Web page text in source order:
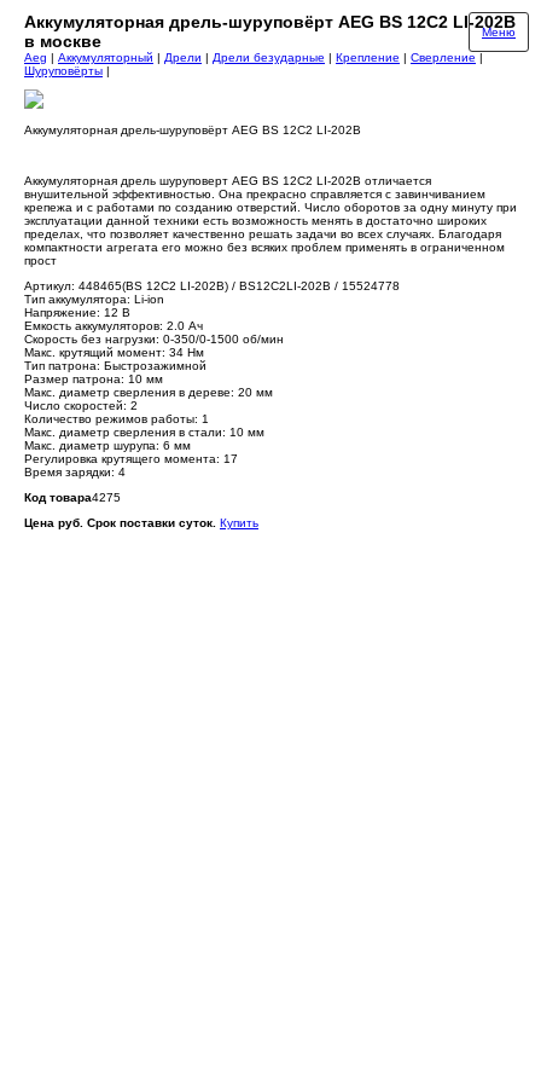
Аккумуляторная дрель-шуруповёрт AEG BS 12C2 LI-202B
в москве
Меню
Aeg | Аккумуляторный | Дрели | Дрели безударные | Крепление | Сверление |
Шуруповёрты |
Аккумуляторная дрель-шуруповёрт AEG BS 12C2 LI-202B
Аккумуляторная дрель шуруповерт AEG BS 12C2 LI-202B отличается
внушительной эффективностью. Она прекрасно справляется с завинчиванием
крепежа и с работами по созданию отверстий. Число оборотов за одну минуту при
эксплуатации данной техники есть возможность менять в достаточно широких
пределах, что позволяет качественно решать задачи во всех случаях. Благодаря
компактности агрегата его можно без всяких проблем применять в ограниченном
прост
Артикул: 448465(BS 12C2 LI-202B) / BS12C2LI-202B / 15524778
Тип аккумулятора: Li-ion
Напряжение: 12 В
Емкость аккумуляторов: 2.0 Ач
Скорость без нагрузки: 0-350/0-1500 об/мин
Макс. крутящий момент: 34 Нм
Тип патрона: Быстрозажимной
Размер патрона: 10 мм
Макс. диаметр сверления в дереве: 20 мм
Число скоростей: 2
Количество режимов работы: 1
Макс. диаметр сверления в стали: 10 мм
Макс. диаметр шурупа: 6 мм
Регулировка крутящего момента: 17
Время зарядки: 4
Код товара4275
Цена руб. Срок поставки суток. Купить